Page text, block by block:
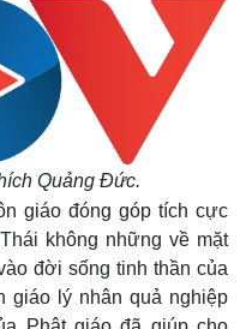
Quảng Đức.
giáo đóng góp tích cực
không những về mặt
đời sống tinh thần của
giáo lý nhân quả nghiệp